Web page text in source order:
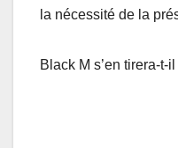
la nécessité de la
Black M s’en tirera-t-